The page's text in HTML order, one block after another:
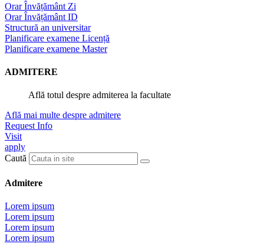
Orar Învățământ Zi
Orar Învățământ ID
Structură an universitar
Planificare examene Licență
Planificare examene Master
ADMITERE
Află totul despre admiterea la facultate
Află mai multe despre admitere
Request Info
Visit
apply
Caută
Admitere
Lorem ipsum
Lorem ipsum
Lorem ipsum
Lorem ipsum